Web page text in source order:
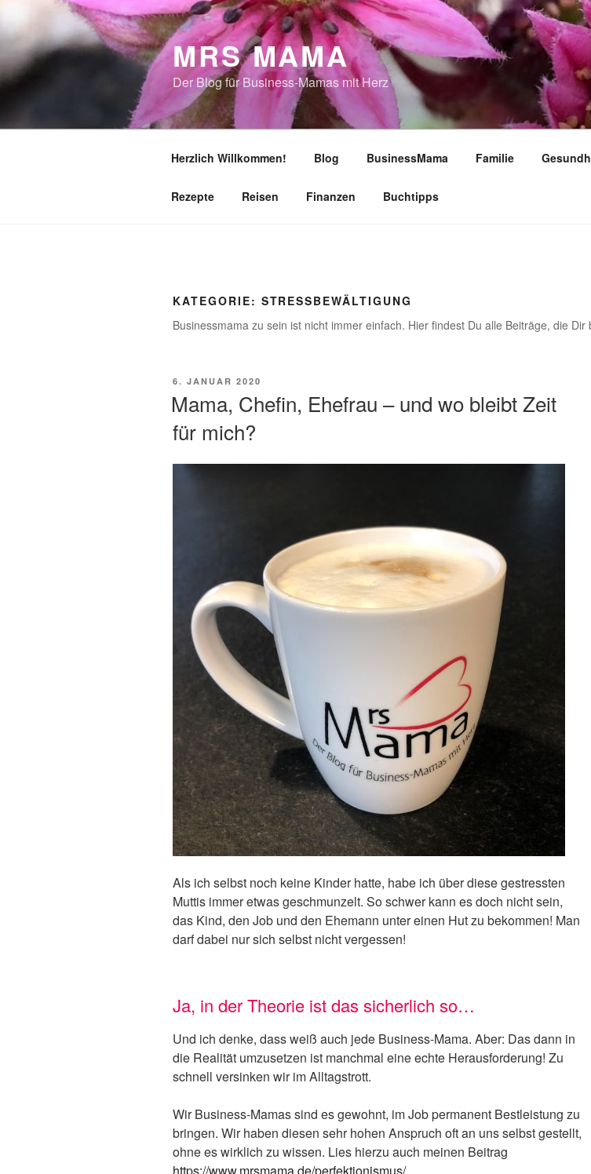
Inhalt
springen
MRS MAMA
Der Blog für Business-Mamas mit Herz
Herzlich Willkommen! Blog BusinessMama Familie
Rezepte Reisen Finanzen Buchtipps
KATEGORIE: STRESSBEWÄLTIGUNG
Businessmama zu sein ist nicht immer einfach. Hier findest Du alle Beiträge, die
VERÖFFENTLICHT
6. JANUAR 2020
Mama, Chefin, Ehefrau – und wo bleibt Zeit
für mich?
Als ich selbst noch keine Kinder hatte, habe ich über diese gestressten
Muttis immer etwas geschmunzelt. So schwer kann es doch nicht sein,
das Kind, den Job und den Ehemann unter einen Hut zu bekommen! Man
darf dabei nur sich selbst nicht vergessen!
Ja, in der Theorie ist das sicherlich so…
Und ich denke, dass weiß auch jede Business-Mama. Aber: Das dann in
die Realität umzusetzen ist manchmal eine echte Herausforderung! Zu
schnell versinken wir im Alltagstrott.
Wir Business-Mamas sind es gewohnt, im Job permanent Bestleistung zu
bringen. Wir haben diesen sehr hohen Anspruch oft an uns selbst gestellt,
ohne es wirklich zu wissen. Lies hierzu auch meinen Beitrag